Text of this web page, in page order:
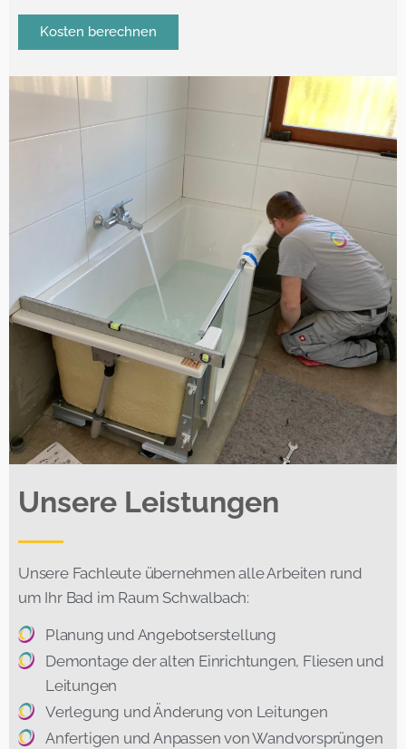
Kosten berechnen
Unsere Leistungen
Unsere Fachleute übernehmen alle Arbeiten rund
um Ihr Bad im Raum Schwalbach:
Planung und Angebotserstellung
Demontage der alten Einrichtungen, Fliesen und
Leitungen
Verlegung und Änderung von Leitungen
Anfertigen und Anpassen von Wandvorsprüngen